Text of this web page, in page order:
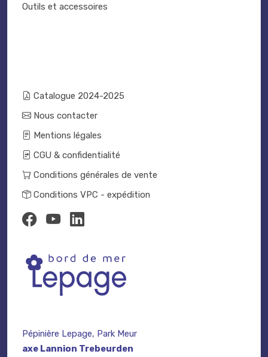
Outils et accessoires
Catalogue 2024-2025
Nous contacter
Mentions légales
CGU & confidentialité
Conditions générales de vente
Conditions VPC - expédition
Pépinière Lepage, Park Meur
axe Lannion Trebeurden